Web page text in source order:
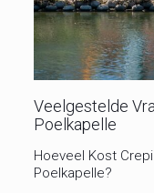
Veelgestelde
Poelkapelle
Hoeveel Kost
Poelkapelle?